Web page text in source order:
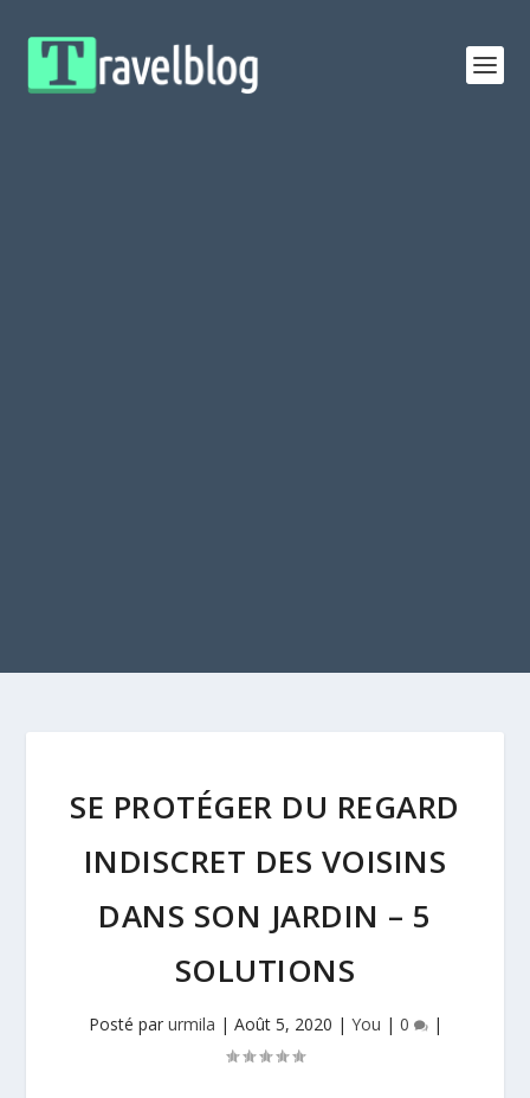
SE PROTÉGER DU REGARD
INDISCRET DES VOISINS
DANS SON JARDIN – 5
SOLUTIONS
Posté par urmila | Août 5, 2020 | You | 0 |